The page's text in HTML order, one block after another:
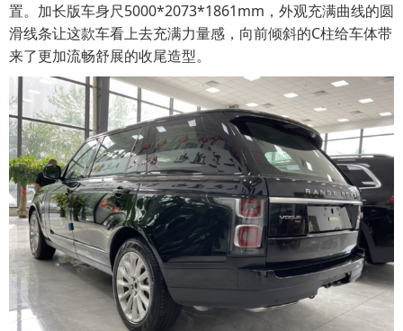
置。加长版车身尺5000*2073*1861mm，外观充满曲线的圆
滑线条让这款车看上去充满力量感，向前倾斜的C柱给车体带
来了更加流畅舒展的收尾造型。